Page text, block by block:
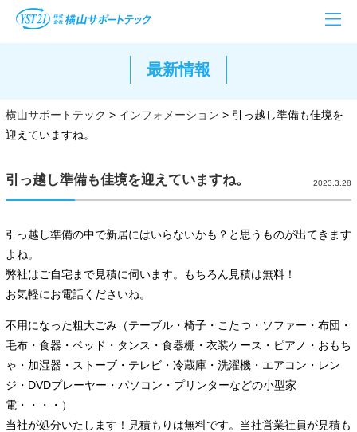
最新情報
横山サポートテック > インフォメーション > 引っ越し準備も佳境を
迎えていますね。
引っ越し準備も佳境を迎えていますね。 2023.3.28
引っ越し準備の中で新居にはいらないかも？と思うものが出てきます
よね。
弊社はご自宅まで見積に伺います。もちろん見積は無料！
お気軽にお電話くださいね。
不用になった粗大ごみ（テーブル・椅子・こたつ・ソファー・布団・
毛布・食器・ベッド・タンス・食器棚・衣装ケース・ピアノ・おもち
ゃ・加湿器・ストーブ・テレビ・冷蔵庫・洗濯機・エアコン・レン
ジ・DVDプレーヤー・パソコン・プリンターなどの小型家
電・・・・）
当社が処分いたします！見積もりは無料です。当社営業社員が見積も